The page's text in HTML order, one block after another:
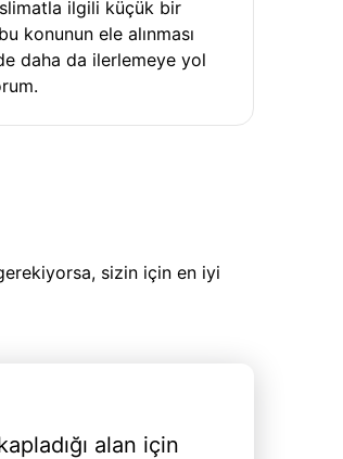
ilgili küçük bir
konunun ele alınması
daha da ilerlemeye yol
sizin için en iyi
alan için